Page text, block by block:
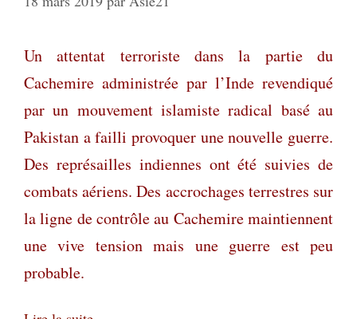
Un attentat terroriste dans la partie du
Cachemire administrée par l’Inde revendiqué
par un mouvement islamiste radical basé au
Pakistan a failli provoquer une nouvelle guerre.
Des représailles indiennes ont été suivies de
combats aériens. Des accrochages terrestres sur
la ligne de contrôle au Cachemire maintiennent
une vive tension mais une guerre est peu
probable.